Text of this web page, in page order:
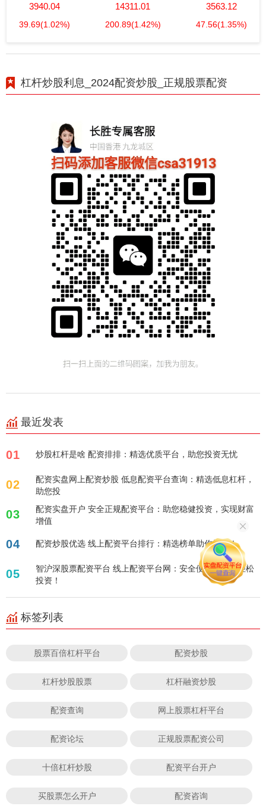
3940.04
39.69(1.02%)
14311.01
200.89(1.42%)
3563.12
47.56(1.35%)
杠杆炒股利息_2024配资炒股_正规股票配资
最近发表
01 炒股杠杆是啥 配资排排：精选优质平台，助您投资无忧
02
配资实盘网上配资炒股 低息配资平台查询：精选低息杠杆，
助您投
03
配资实盘开户 安全正规配资平台：助您稳健投资，实现财富
增值
04 配资炒股优选 线上配资平台排行：精选榜单助你投资！
05
智沪深股票配资平台 线上配资平台网：安全便捷，助您轻松
投资！
标签列表
股票百倍杠杆平台 配资炒股
杠杆炒股股票 杠杆融资炒股
配资查询 网上股票杠杆平台
配资论坛 正规股票配资公司
十倍杠杆炒股 配资平台开户
买股票怎么开户 配资咨询